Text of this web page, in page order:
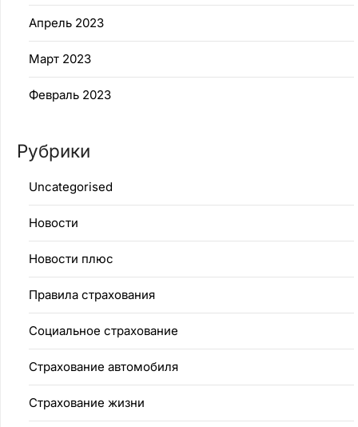
Апрель 2023
Март 2023
Февраль 2023
Рубрики
Uncategorised
Новости
Новости плюс
Правила страхования
Социальное страхование
Страхование автомобиля
Страхование жизни